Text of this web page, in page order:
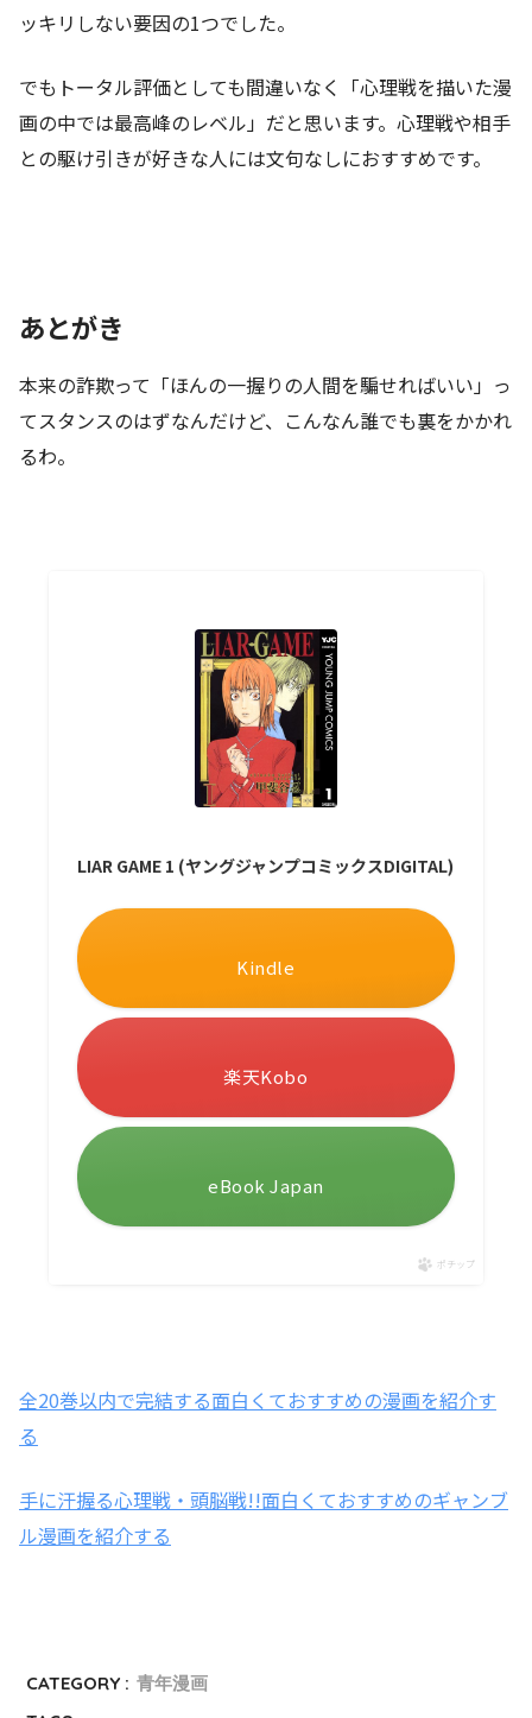
ッキリしない要因の1つでした。
でもトータル評価としても間違いなく「心理戦を描いた漫
画の中では最高峰のレベル」だと思います。心理戦や相手
との駆け引きが好きな人には文句なしにおすすめです。
あとがき
本来の詐欺って「ほんの一握りの人間を騙せればいい」っ
てスタンスのはずなんだけど、こんなん誰でも裏をかかれ
るわ。
LIAR GAME 1 (ヤングジャンプコミックスDIGITAL)
Kindle
楽天Kobo
eBook Japan
ポチップ
全20巻以内で完結する面白くておすすめの漫画を紹介す
る
手に汗握る心理戦・頭脳戦!!面白くておすすめのギャンブ
ル漫画を紹介する
CATEGORY : 青年漫画